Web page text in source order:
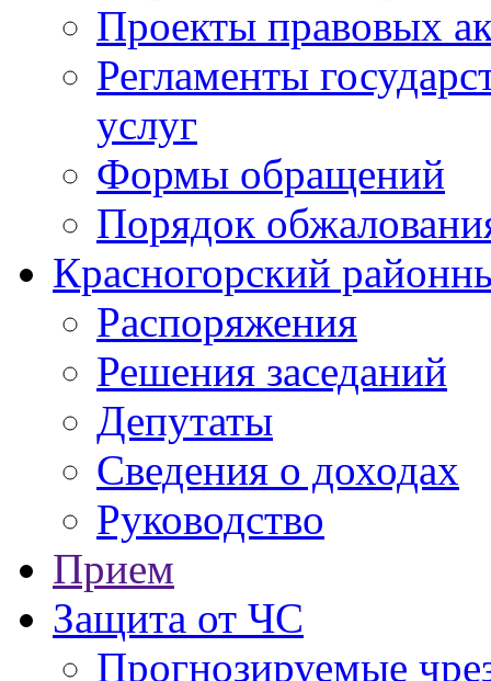
Проекты правовых
Регламенты
услуг
Формы обращений
Порядок
Красногорский
Распоряжения
Решения заседаний
Депутаты
Сведения о доходах
Руководство
Прием
Защита от ЧС
Прогнозируемые